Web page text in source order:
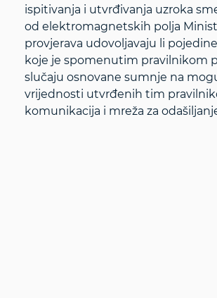
ispitivanja i utvrđivanja uzroka
od elektromagnetskih polja
provjerava udovoljavaju li
koje je spomenutim pravilnikom
slučaju osnovane sumnje na
vrijednosti utvrđenih tim
komunikacija i mreža za